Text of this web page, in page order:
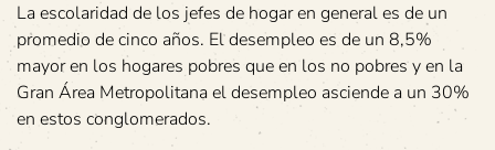
La escolaridad de los jefes de hogar en general es de un
promedio de cinco años. El desempleo es de un 8,5%
mayor en los hogares pobres que en los no pobres y en la
Gran Área Metropolitana el desempleo asciende a un 30%
en estos conglomerados.